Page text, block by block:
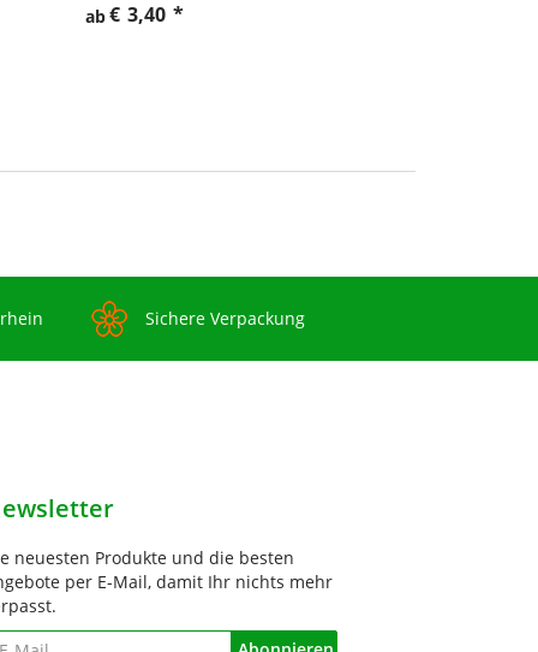
ab€ 3,40 *
Sichere Verpackung
neuesten Produkte und die besten
per E-Mail, damit Ihr nichts mehr